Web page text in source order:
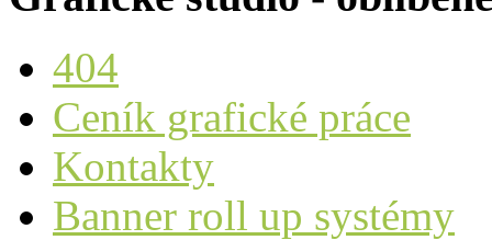
404
Ceník grafické práce
Kontakty
Banner roll up systémy